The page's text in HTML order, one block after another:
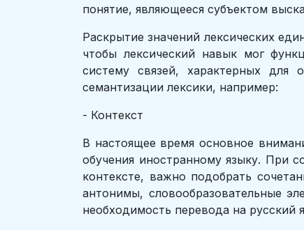
понятие, являющееся субъектом
Раскрытие значений лексических
чтобы лексический навык мог
систему связей, характерных для
семантизации лексики, например:
- Контекст
В настоящее время основное
обучения иностранному языку. При
контексте, важно подобрать
антонимы, словообразовательные
необходимость перевода на русский